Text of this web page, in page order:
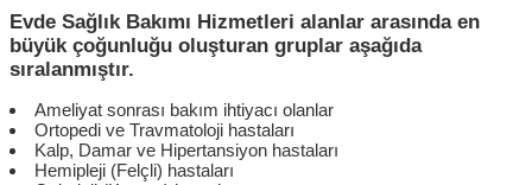
Evde Sağlık Bakımı Hizmetleri alanlar arasında en
büyük çoğunluğu oluşturan gruplar aşağıda
sıralanmıştır.
Ameliyat sonrası bakım ihtiyacı olanlar
Ortopedi ve Travmatoloji hastaları
Kalp, Damar ve Hipertansiyon hastaları
Hemipleji (Felçli) hastaları